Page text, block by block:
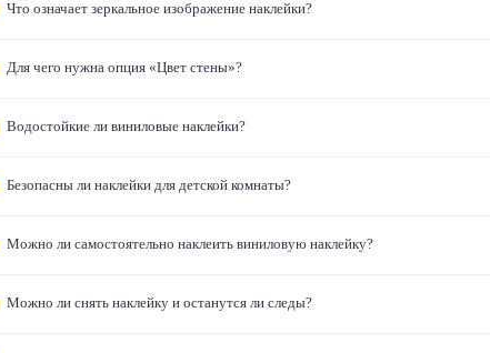
Что означает зеркальное изображение наклейки?
Для чего нужна опция «Цвет стены»?
Водостойкие ли виниловые наклейки?
Безопасны ли наклейки для детской комнаты?
Можно ли самостоятельно наклеить виниловую наклейку?
Можно ли снять наклейку и останутся ли следы?